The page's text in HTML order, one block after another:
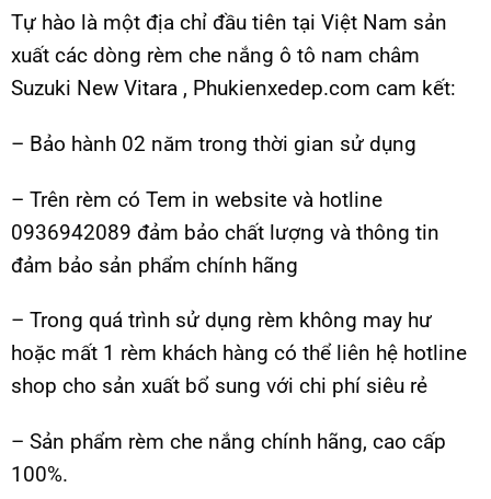
Tự hào là một địa chỉ đầu tiên tại Việt Nam sản
xuất các dòng rèm che nắng ô tô nam châm
Suzuki New Vitara , Phukienxedep.com cam kết:
– Bảo hành 02 năm trong thời gian sử dụng
– Trên rèm có Tem in website và hotline
0936942089 đảm bảo chất lượng và thông tin
đảm bảo sản phẩm chính hãng
– Trong quá trình sử dụng rèm không may hư
hoặc mất 1 rèm khách hàng có thể liên hệ hotline
shop cho sản xuất bổ sung với chi phí siêu rẻ
– Sản phẩm rèm che nắng chính hãng, cao cấp
100%.